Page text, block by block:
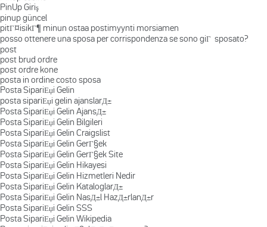
PinUp Giriş
pinup güncel
pitГ¤isikГ¶ minun ostaa postimyynti morsiamen
posso ottenere una sposa per corrispondenza se sono giГ sposato?
post
post brud ordre
post ordre kone
posta in ordine costo sposa
Posta SipariЕџi Gelin
posta sipariЕџi gelin ajanslarД±
Posta SipariЕџi Gelin AjansД±
Posta SipariЕџi Gelin Bilgileri
Posta SipariЕџi Gelin Craigslist
Posta SipariЕџi Gelin GerГ§ek
Posta SipariЕџi Gelin GerГ§ek Site
Posta SipariЕџi Gelin Hikayesi
Posta SipariЕџi Gelin Hizmetleri Nedir
Posta SipariЕџi Gelin KataloglarД±
Posta SipariЕџi Gelin NasД±l HazД±rlanД±r
Posta SipariЕџi Gelin SSS
Posta SipariЕџi Gelin Wikipedia